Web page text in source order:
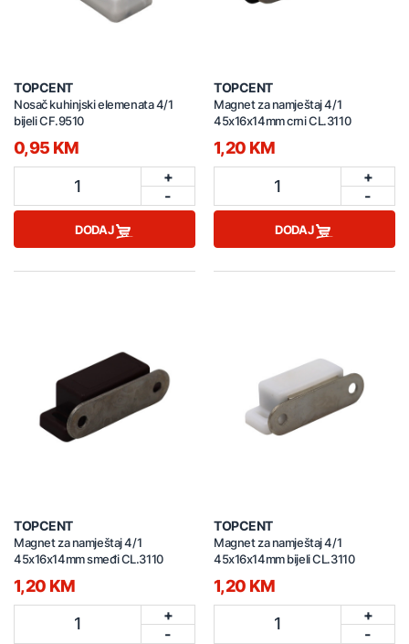
TOPCENT
Nosač kuhinjski elemenata 4/1
bijeli CF.9510
0,95 KM
1
+
-
DODAJ
TOPCENT
Magnet za namještaj 4/1
45x16x14mm crni CL.3110
1,20 KM
1
+
-
DODAJ
TOPCENT
Magnet za namještaj 4/1
45x16x14mm smeđi CL.3110
1,20 KM
1
+
-
TOPCENT
Magnet za namještaj 4/1
45x16x14mm bijeli CL.3110
1,20 KM
1
+
-